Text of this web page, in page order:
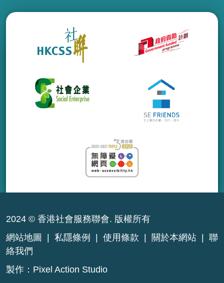
2024 © 香港社會服務聯會. 版權所有
網站地圖
私隱條例 使用條款 關於本網站
聯
絡我們
製作： Pixel Action Studio